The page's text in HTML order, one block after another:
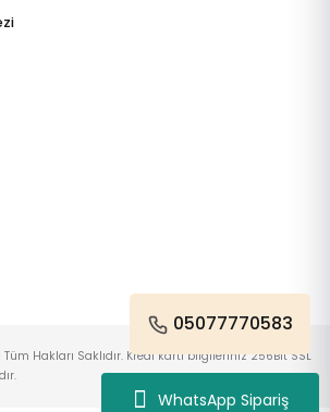
WhatsApp Sipariş
05077770583
Hakları Saklıdır. Kredi kartı bilgileriniz 256Bit SSL